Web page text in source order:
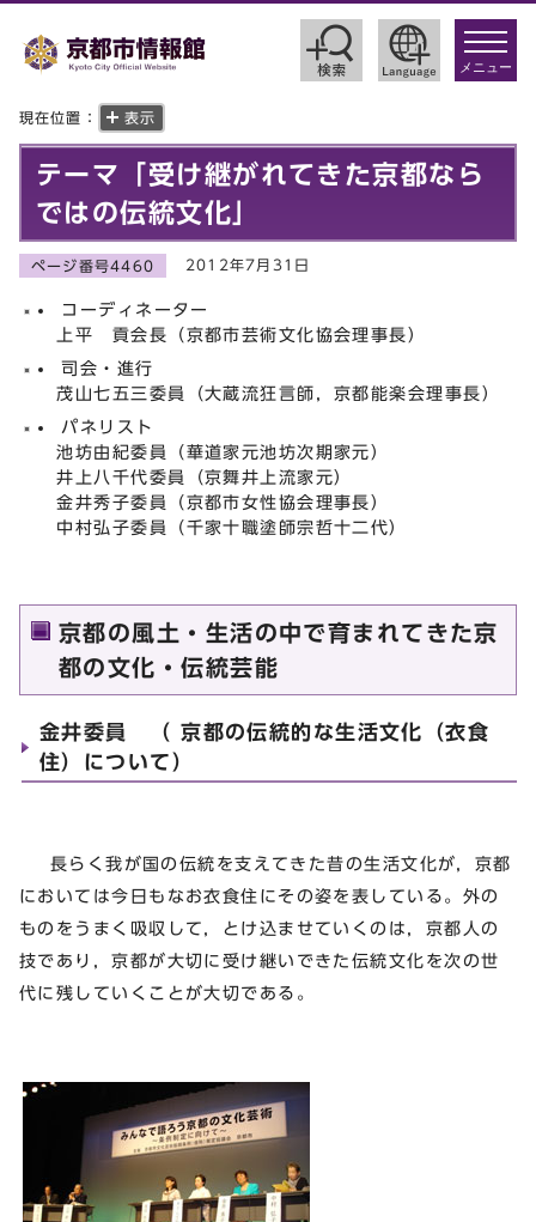
toggle
メニュー
現在位置： 表示
テーマ「受け継がれてきた京都なら
ではの伝統文化」
ページ番号4460 2012年7月31日
コーディネーター
上平 貢会長（京都市芸術文化協会理事長）
司会・進行
茂山七五三委員（大蔵流狂言師，京都能楽会理事長）
パネリスト
池坊由紀委員（華道家元池坊次期家元）
井上八千代委員（京舞井上流家元）
金井秀子委員（京都市女性協会理事長）
中村弘子委員（千家十職塗師宗哲十二代）
京都の風土・生活の中で育まれてきた京
都の文化・伝統芸能
金井委員 （ 京都の伝統的な生活文化（衣食
住）について）
長らく我が国の伝統を支えてきた昔の生活文化が，京都
においては今日もなお衣食住にその姿を表している。外の
ものをうまく吸収して，とけ込ませていくのは，京都人の
技であり，京都が大切に受け継いできた伝統文化を次の世
代に残していくことが大切である。